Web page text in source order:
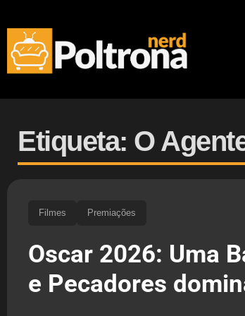
Etiqueta: O
Filmes Premiações
Oscar 2026: Uma
e Pecadores